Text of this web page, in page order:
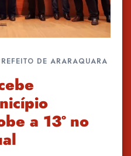
DE ARARAQUARA
a 13º no